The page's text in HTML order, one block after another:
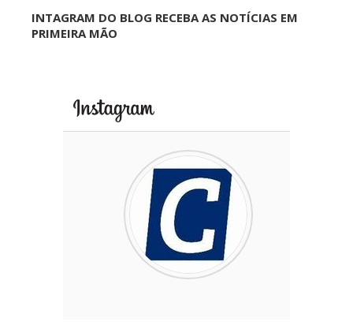
INTAGRAM DO BLOG RECEBA AS NOTÍCIAS EM
PRIMEIRA MÃO